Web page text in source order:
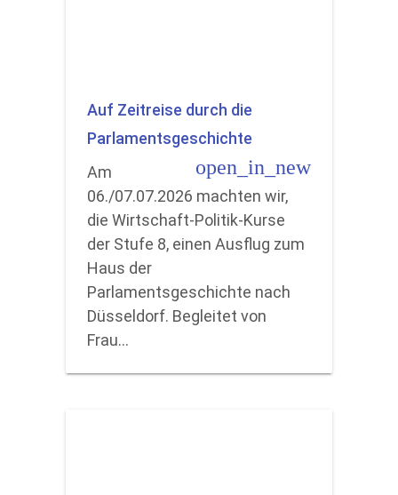
Auf Zeitreise durch die
Parlamentsgeschichte
open_in_new
Am
06./07.07.2026 machten wir,
die Wirtschaft-Politik-Kurse
der Stufe 8, einen Ausflug zum
Haus der
Parlamentsgeschichte nach
Düsseldorf. Begleitet von
Frau…